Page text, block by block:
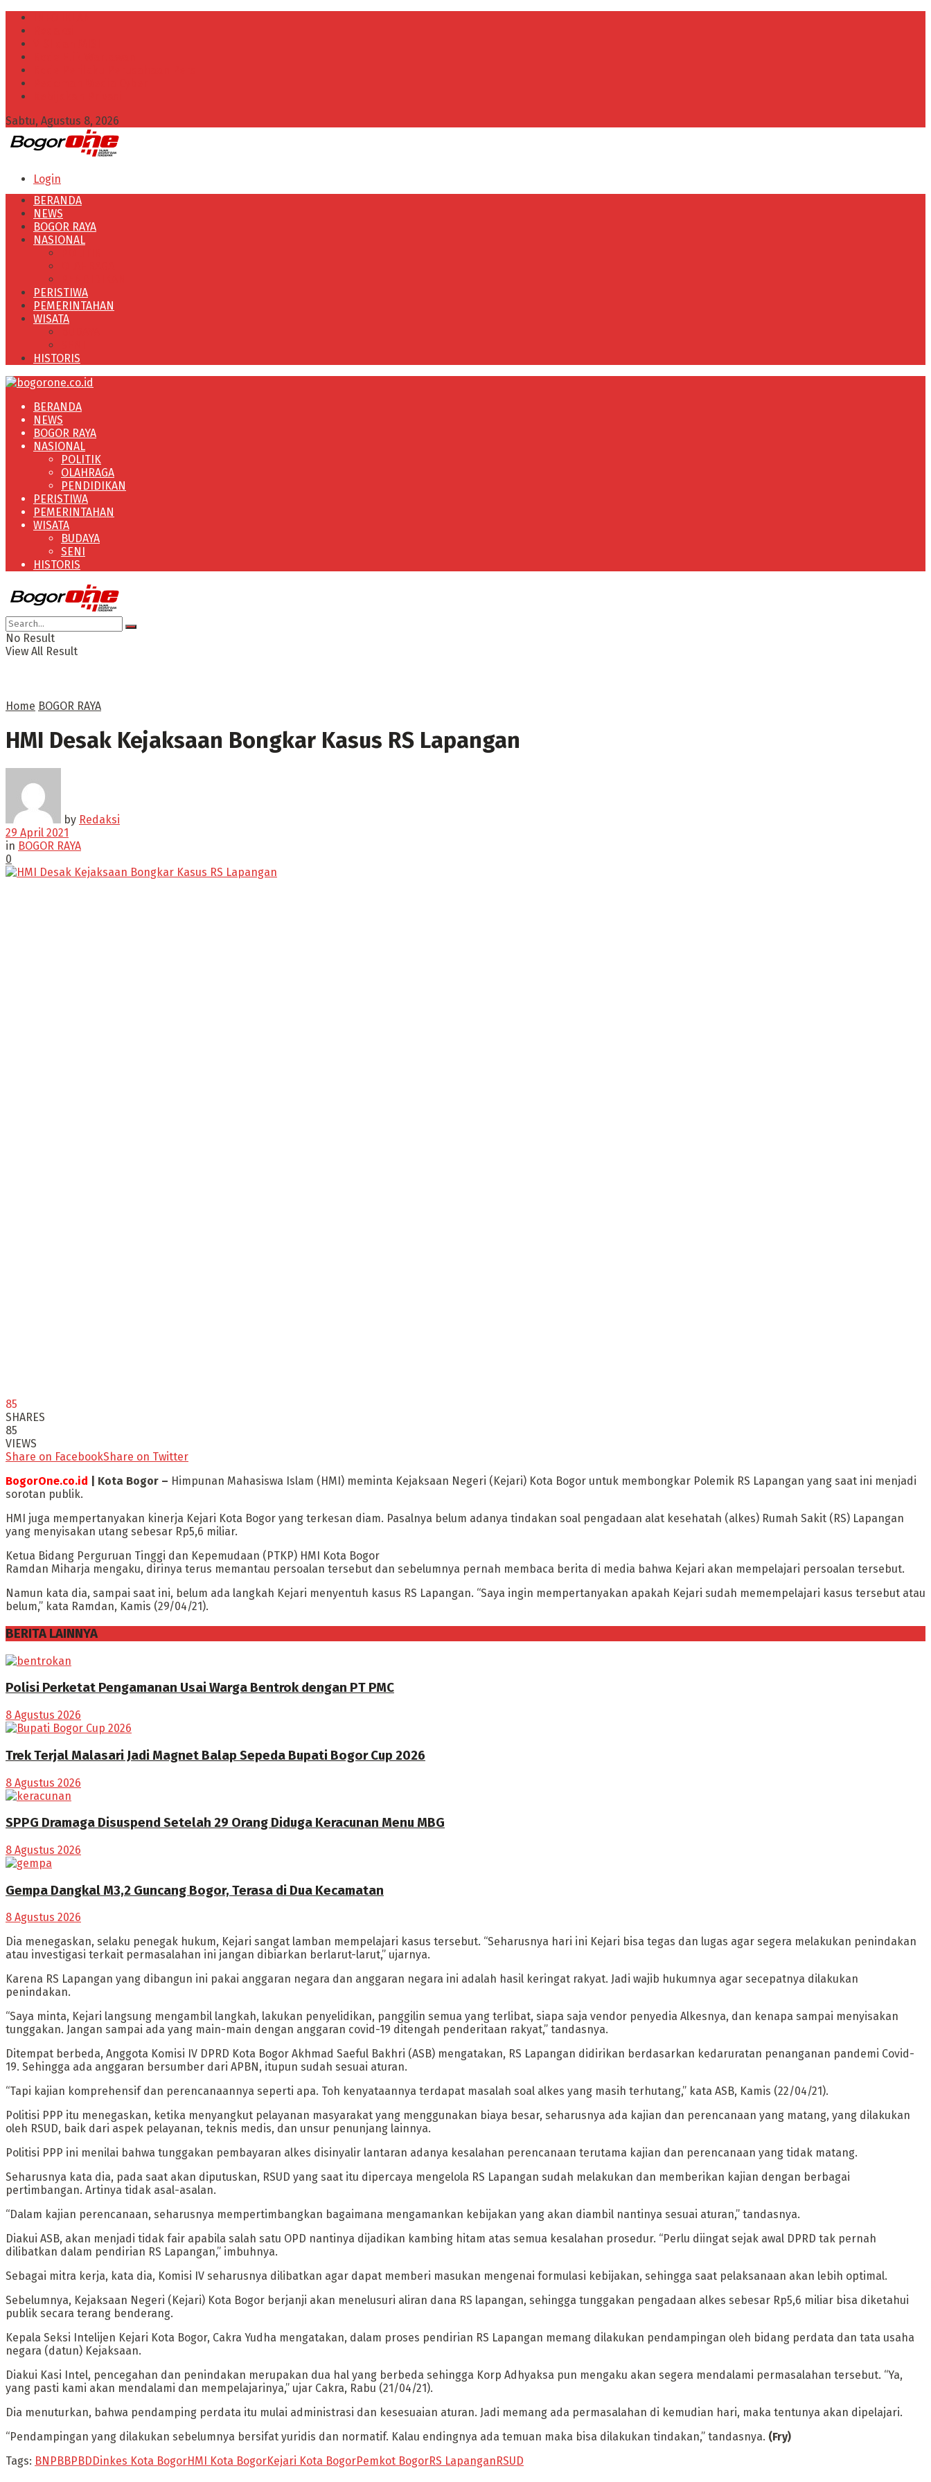
Sabtu, Agustus 8, 2026
Login
BERANDA
NEWS
BOGOR RAYA
NASIONAL
PERISTIWA
PEMERINTAHAN
WISATA
HISTORIS
BERANDA
NEWS
BOGOR RAYA
NASIONAL
POLITIK
OLAHRAGA
PENDIDIKAN
PERISTIWA
PEMERINTAHAN
WISATA
BUDAYA
SENI
HISTORIS
No Result
View All Result
Home BOGOR RAYA
HMI Desak Kejaksaan Bongkar Kasus RS Lapangan
by Redaksi
29 April 2021
in BOGOR RAYA
0
85
SHARES
85
VIEWS
Share on FacebookShare on Twitter
BogorOne.co.id
| Kota Bogor – Himpunan Mahasiswa Islam (HMI) meminta Kejaksaan Negeri (Kejari) Kota Bogor untuk membongkar Polemik RS Lapangan yang saat ini menjadi
sorotan publik.
HMI juga mempertanyakan kinerja Kejari Kota Bogor yang terkesan diam. Pasalnya belum adanya tindakan soal pengadaan alat kesehatah (alkes) Rumah Sakit (RS) Lapangan
yang menyisakan utang sebesar Rp5,6 miliar.
Ketua Bidang Perguruan Tinggi dan Kepemudaan (PTKP) HMI Kota Bogor
Ramdan Miharja mengaku, dirinya terus memantau persoalan tersebut dan sebelumnya pernah membaca berita di media bahwa Kejari akan mempelajari persoalan tersebut.
Namun kata dia, sampai saat ini, belum ada langkah Kejari menyentuh kasus RS Lapangan. “Saya ingin mempertanyakan apakah Kejari sudah memempelajari kasus tersebut atau
belum,” kata Ramdan, Kamis (29/04/21).
BERITA LAINNYA
Polisi Perketat Pengamanan Usai Warga Bentrok dengan PT PMC
8 Agustus 2026
Trek Terjal Malasari Jadi Magnet Balap Sepeda Bupati Bogor Cup 2026
8 Agustus 2026
SPPG Dramaga Disuspend Setelah 29 Orang Diduga Keracunan Menu MBG
8 Agustus 2026
Gempa Dangkal M3,2 Guncang Bogor, Terasa di Dua Kecamatan
8 Agustus 2026
Dia menegaskan, selaku penegak hukum, Kejari sangat lamban mempelajari kasus tersebut. “Seharusnya hari ini Kejari bisa tegas dan lugas agar segera melakukan penindakan
atau investigasi terkait permasalahan ini jangan dibiarkan berlarut-larut,” ujarnya.
Karena RS Lapangan yang dibangun ini pakai anggaran negara dan anggaran negara ini adalah hasil keringat rakyat. Jadi wajib hukumnya agar secepatnya dilakukan
penindakan.
“Saya minta, Kejari langsung mengambil langkah, lakukan penyelidikan, panggilin semua yang terlibat, siapa saja vendor penyedia Alkesnya, dan kenapa sampai menyisakan
tunggakan. Jangan sampai ada yang main-main dengan anggaran covid-19 ditengah penderitaan rakyat,” tandasnya.
Ditempat berbeda, Anggota Komisi IV DPRD Kota Bogor Akhmad Saeful Bakhri (ASB) mengatakan, RS Lapangan didirikan berdasarkan kedaruratan penanganan pandemi Covid-
19. Sehingga ada anggaran bersumber dari APBN, itupun sudah sesuai aturan.
“Tapi kajian komprehensif dan perencanaannya seperti apa. Toh kenyataannya terdapat masalah soal alkes yang masih terhutang,” kata ASB, Kamis (22/04/21).
Politisi PPP itu menegaskan, ketika menyangkut pelayanan masyarakat yang menggunakan biaya besar, seharusnya ada kajian dan perencanaan yang matang, yang dilakukan
oleh RSUD, baik dari aspek pelayanan, teknis medis, dan unsur penunjang lainnya.
Politisi PPP ini menilai bahwa tunggakan pembayaran alkes disinyalir lantaran adanya kesalahan perencanaan terutama kajian dan perencanaan yang tidak matang.
Seharusnya kata dia, pada saat akan diputuskan, RSUD yang saat itu dipercaya mengelola RS Lapangan sudah melakukan dan memberikan kajian dengan berbagai
pertimbangan. Artinya tidak asal-asalan.
“Dalam kajian perencanaan, seharusnya mempertimbangkan bagaimana mengamankan kebijakan yang akan diambil nantinya sesuai aturan,” tandasnya.
Diakui ASB, akan menjadi tidak fair apabila salah satu OPD nantinya dijadikan kambing hitam atas semua kesalahan prosedur. “Perlu diingat sejak awal DPRD tak pernah
dilibatkan dalam pendirian RS Lapangan,” imbuhnya.
Sebagai mitra kerja, kata dia, Komisi IV seharusnya dilibatkan agar dapat memberi masukan mengenai formulasi kebijakan, sehingga saat pelaksanaan akan lebih optimal.
Sebelumnya, Kejaksaan Negeri (Kejari) Kota Bogor berjanji akan menelusuri aliran dana RS lapangan, sehingga tunggakan pengadaan alkes sebesar Rp5,6 miliar bisa diketahui
publik secara terang benderang.
Kepala Seksi Intelijen Kejari Kota Bogor, Cakra Yudha mengatakan, dalam proses pendirian RS Lapangan memang dilakukan pendampingan oleh bidang perdata dan tata usaha
negara (datun) Kejaksaan.
Diakui Kasi Intel, pencegahan dan penindakan merupakan dua hal yang berbeda sehingga Korp Adhyaksa pun mengaku akan segera mendalami permasalahan tersebut. “Ya,
yang pasti kami akan mendalami dan mempelajarinya,” ujar Cakra, Rabu (21/04/21).
Dia menuturkan, bahwa pendamping perdata itu mulai administrasi dan kesesuaian aturan. Jadi memang ada permasalahan di kemudian hari, maka tentunya akan dipelajari.
“Pendampingan yang dilakukan sebelumnya bersifat yuridis dan normatif. Kalau endingnya ada temuan maka bisa dilakukan tindakan,” tandasnya. (Fry)
Tags: BNPBBPBD Dinkes Kota BogorHMI Kota BogorKejari Kota BogorPemkot BogorRS Lapangan RSUD